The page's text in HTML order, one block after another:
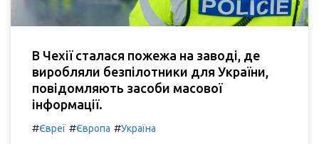
В Чехії сталася пожежа на заводі, де
виробляли безпілотники для України,
повідомляють засоби масової
інформації.
#Євреї #Європа #Україна